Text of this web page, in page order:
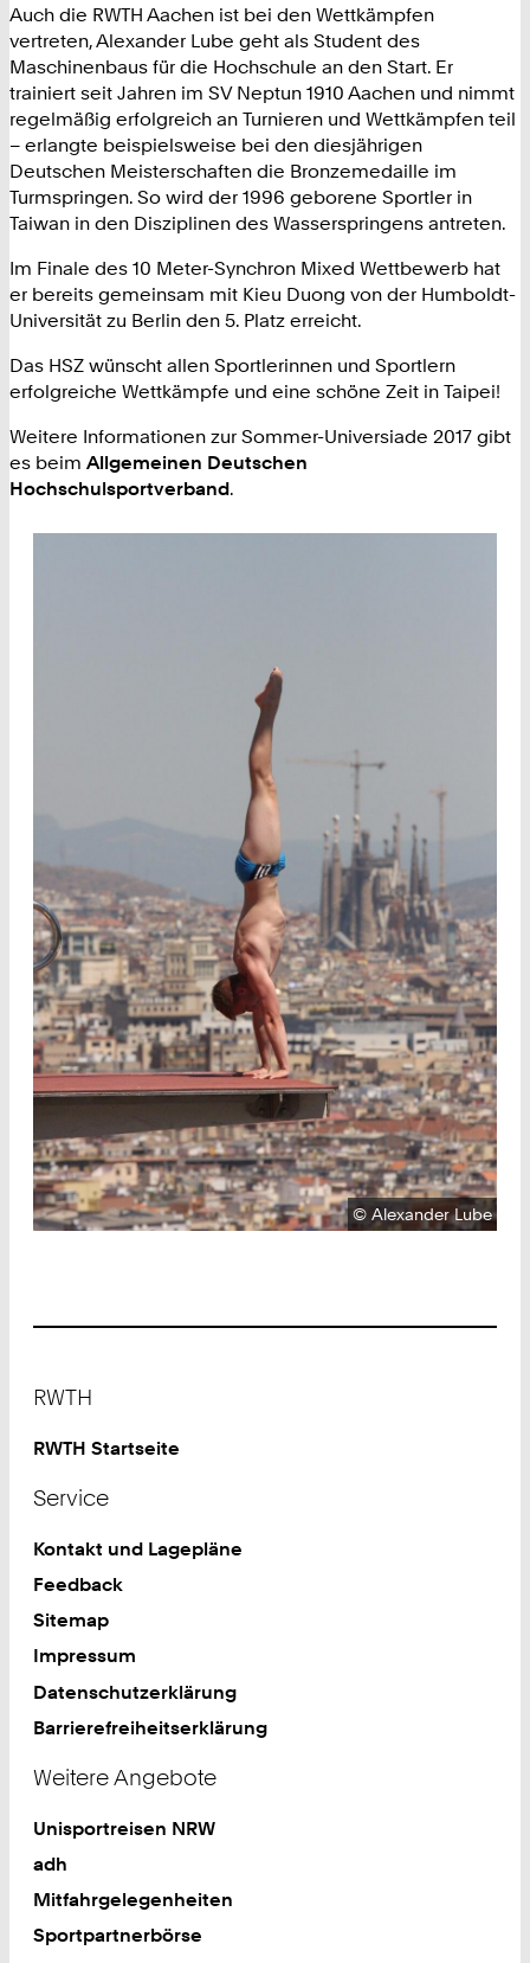
Auch die RWTH Aachen ist bei den Wettkämpfen
vertreten, Alexander Lube geht als Student des
Maschinenbaus für die Hochschule an den Start. Er
trainiert seit Jahren im SV Neptun 1910 Aachen und nimmt
regelmäßig erfolgreich an Turnieren und Wettkämpfen teil
– erlangte beispielsweise bei den diesjährigen
Deutschen Meisterschaften die Bronzemedaille im
Turmspringen. So wird der 1996 geborene Sportler in
Taiwan in den Disziplinen des Wasserspringens antreten.
Im Finale des 10 Meter-Synchron Mixed Wettbewerb hat
er bereits gemeinsam mit Kieu Duong von der Humboldt-
Universität zu Berlin den 5. Platz erreicht.
Das HSZ wünscht allen Sportlerinnen und Sportlern
erfolgreiche Wettkämpfe und eine schöne Zeit in Taipei!
Weitere Informationen zur Sommer-Universiade 2017 gibt
es beim Allgemeinen Deutschen
Hochschulsportverband.
Urheberrecht:
©Alexander Lube
RWTH
RWTH Startseite
Service
Kontakt und Lagepläne
Feedback
Sitemap
Impressum
Datenschutzerklärung
Barrierefreiheitserklärung
Weitere Angebote
Unisportreisen NRW
adh
Mitfahrgelegenheiten
Sportpartnerbörse